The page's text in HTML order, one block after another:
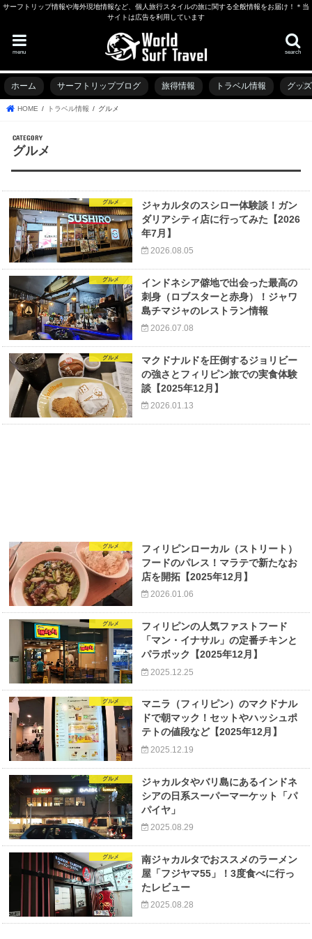
サーフトリップ情報や海外現地情報など、個人旅行スタイルの旅に関する全般情報をお届け！＊当
サイトは広告を利用しています
search
menu
ホーム サーフトリップブログ 旅得情報 トラベル情報 グッ
HOME トラベル情報 グルメ
グルメ
グルメ
ジャカルタのスシロー体験談！ガン
ダリアシティ店に行ってみた【2026
年7月】
2026.08.05
グルメ
インドネシア僻地で出会った最高の
刺身（ロブスターと赤身）！ジャワ
島チマジャのレストラン情報
2026.07.08
グルメ
マクドナルドを圧倒するジョリビー
の強さとフィリピン旅での実食体験
談【2025年12月】
2026.01.13
グルメ
フィリピンローカル（ストリート）
フードのパレス！マラテで新たなお
店を開拓【2025年12月】
2026.01.06
グルメ
フィリピンの人気ファストフード
「マン・イナサル」の定番チキンと
パラボック【2025年12月】
2025.12.25
グルメ
マニラ（フィリピン）のマクドナル
ドで朝マック！セットやハッシュポ
テトの値段など【2025年12月】
2025.12.19
グルメ
ジャカルタやバリ島にあるインドネ
シアの日系スーパーマーケット「パ
パイヤ」
2025.08.29
グルメ
南ジャカルタでおススメのラーメン
屋「フジヤマ55」！3度食べに行っ
たレビュー
2025.08.28